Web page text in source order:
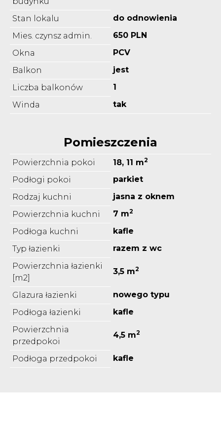
Stan lokalu
do odnowienia
Mies. czynsz admin.
650 PLN
Okna
PCV
Balkon
jest
Liczba balkonów
1
Winda
tak
Pomieszczenia
Powierzchnia pokoi 18, 11 m2
Podłogi pokoi
parkiet
Rodzaj kuchni
jasna z oknem
Powierzchnia kuchni
7 m2
Podłoga kuchni
kafle
Typ łazienki
razem z wc
Powierzchnia łazienki
[m2]
3,5 m2
Glazura łazienki
nowego typu
Podłoga łazienki
kafle
Powierzchnia
przedpokoi
4,5 m2
Podłoga przedpokoi kafle